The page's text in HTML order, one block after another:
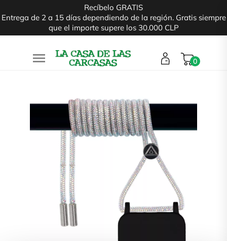
Recíbelo GRATIS
Entrega de 2 a 15 días dependiendo de la región. Gratis siempre
que el importe supere los 30.000 CLP
 0